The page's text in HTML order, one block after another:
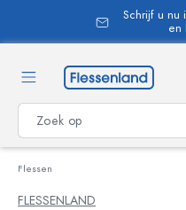
Schrijf u nu
en
Flessen
FLESSENLAND